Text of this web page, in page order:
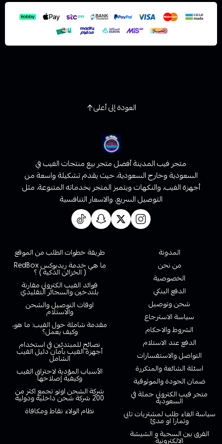
العودة إلى أعلى
متجر فيب المدينة أفضل متجر بيع منتجات الفيب في
السعودية وخارج السعودية، حيث يقدم تشكيلة واسعة من
أجهزة الفيب، والنكهات ويتميز المتجر بخدماته المتنوعة، مثل
التوصيل السريع، والاسعار التنافسية
المدونة
من نحن
الخصوصية
الدفع البنكي
شحن وتوصيل
سياسة الاسترجاع
الشروط والاحكام
الدفع عند الاستلام
التواصل والاستفسارات
اسئلة الشائعة والمتكررة
ضمان الجودة والموثوقية
متجر فيب الكتروني جملة في
السعودية
سياسة الغاء طلب لمشتريات تابي
وتمارا او مدئ
الفرق بين السحبة و الشيشة
الالكترونية
طريقة خطوات الطلب من الموقع
ما هي خدمة ريدبوكس RedBox
( الخزائن الذكية ) ؟
فوائد الفيب الكتروني مقارنة
بلتدخين والسجائر التقليدي
اوقات التوصيل والشحن
والاستلام
مقدمة شاملة حول الفيب: ما هو،
وكيف يعمل؟
نصائح للمبتدئين في استخدام
أجهزة الفيب بأمان دليل الفيب
الشامل
الأسباب المؤدية لاحتراق الفيب
وكيفية إصلاحها
شركة الشحن اوتو تجمع اكثر من
200 شركة شحن داخلية ودولية
نظام الولاء نقاط ومكافاة